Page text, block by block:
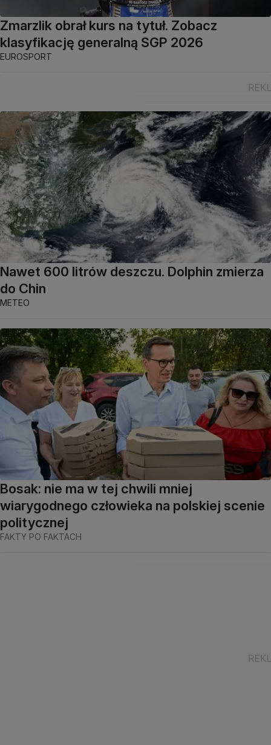
Zmarzlik obrał kurs na tytuł. Zobacz
klasyfikację generalną SGP 2026
EUROSPORT
Nawet 600 litrów deszczu. Dolphin zmierza
do Chin
METEO
Bosak: nie ma w tej chwili mniej
wiarygodnego człowieka na polskiej scenie
politycznej
FAKTY PO FAKTACH